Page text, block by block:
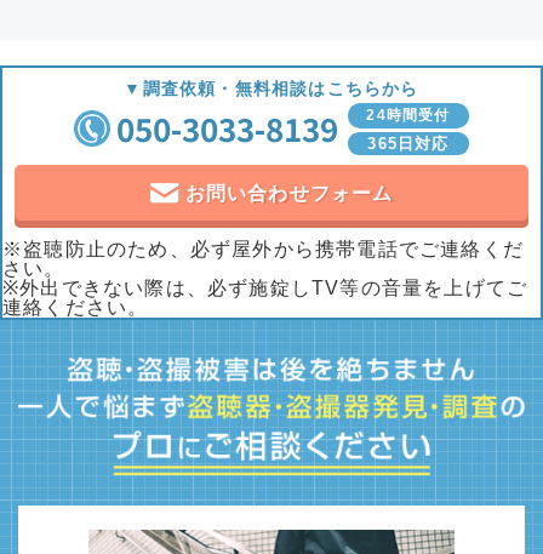
▼調査依頼・無料相談はこちらから
050-3033-8139 24時間受付
365日対応
お問い合わせフォーム
※盗聴防止のため、必ず屋外から携帯電話でご連絡くだ
さい。
※外出できない際は、必ず施錠しTV等の音量を上げてご
連絡ください。